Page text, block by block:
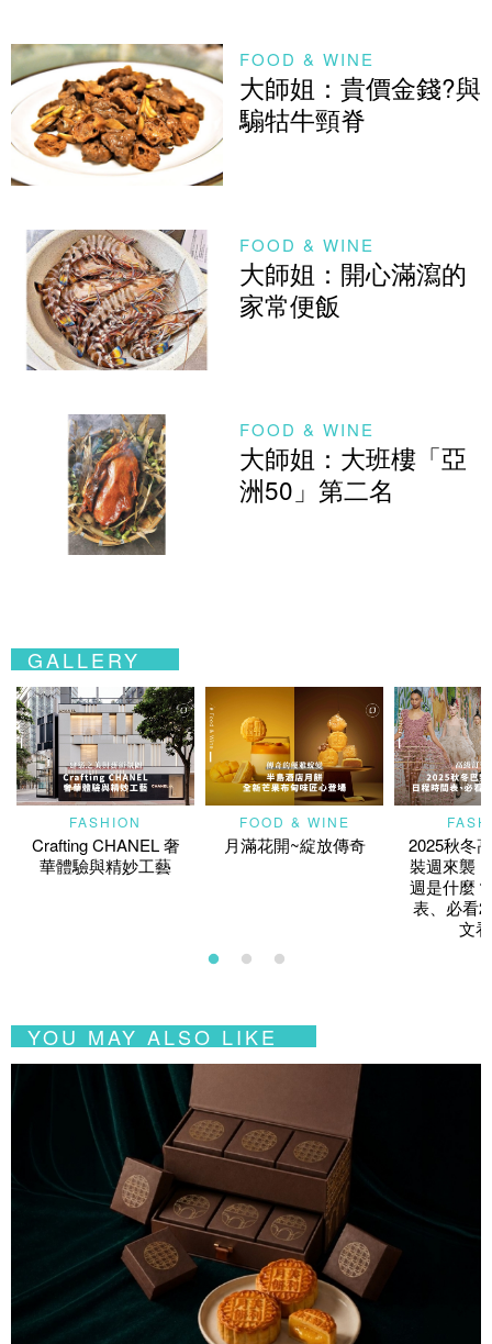
FOOD & WINE
大師姐：貴價金錢?與
騸牯牛頸脊
FOOD & WINE
大師姐：開心滿瀉的
家常便飯
FOOD & WINE
大師姐：大班樓「亞
洲50」第二名
GALLERY
FASHION
Crafting CHANEL 奢
華體驗與精妙工藝
FOOD & WINE
月滿花開~綻放傳奇
2025秋冬
裝週來襲
週是什麼
表、必看
文
YOU MAY ALSO LIKE